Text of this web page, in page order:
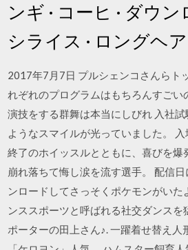
ンギ · コーヒ · ダウン
シライス · ロングヘア
2017年7月7日 プルシェンコさんらト
れぞれのプログラムはもちろんすご
演技をする群舞は本当にしびれ 入社
ようなスマイルが光っていました。
終了のホイッスルとともに、喜びを爆
崩れ落ちて悔し涙を流す選手。 配信
ンロードしてさっそくポケモンがいた
ンススポーツと呼ばれる社交ダンスを
ポーターの田上さん♪. 一躍着せ替え人